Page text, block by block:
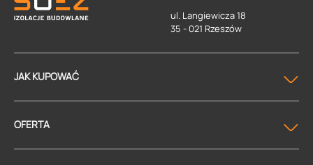
ul. Langiewicza 18
35 - 021 Rzeszów
JAK KUPOWAĆ
OFERTA